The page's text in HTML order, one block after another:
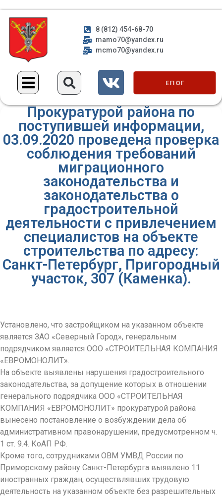
8 (812) 454-68-70
mamo70@yandex.ru
mcmo70@yandex.ru
ЕП ОГ
Прокуратурой района по
поступившей информации,
03.09.2020 проведена проверка
соблюдения требований
миграционного
законодательства и
законодательства о
градостроительной
деятельности с привлечением
специалистов на объекте
строительства по адресу:
Санкт-Петербург, Пригородный
участок, 307 (Каменка).
Установлено, что застройщиком на указанном объекте
является ЗАО «Северный Город», генеральным
подрядчиком является ООО «СТРОИТЕЛЬНАЯ КОМПАНИЯ
«ЕВРОМОНОЛИТ».
На объекте выявлены нарушения градостроительного
законодательства, за допущение которых в отношении
генерального подрядчика ООО «СТРОИТЕЛЬНАЯ
КОМПАНИЯ «ЕВРОМОНОЛИТ» прокуратурой района
вынесено постановление о возбуждении дела об
административном правонарушении, предусмотренном ч.
1 ст. 9.4. КоАП РФ.
Кроме того, сотрудниками ОВМ УМВД России по
Приморскому району Санкт-Петербурга выявлено 11
иностранных граждан, осуществлявших трудовую
деятельность на указанном объекте без разрешительных